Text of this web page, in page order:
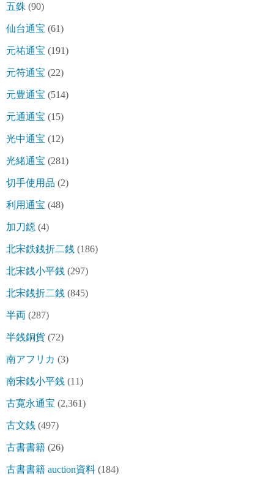
五銖 (90)
仙台通宝 (61)
元祐通宝 (191)
元符通宝 (22)
元豊通宝 (514)
元通通宝 (15)
光中通宝 (12)
光緒通宝 (281)
切手使用品 (2)
利用通宝 (48)
加刀鐚 (4)
北宋鉄銭折二銭 (186)
北宋銭小平銭 (297)
北宋銭折二銭 (845)
半両 (287)
半銭銅貨 (72)
南アフリカ (3)
南宋銭小平銭 (11)
古寛永通宝 (2,361)
古文銭 (497)
古書書籍 (26)
古書書籍 auction資料 (184)